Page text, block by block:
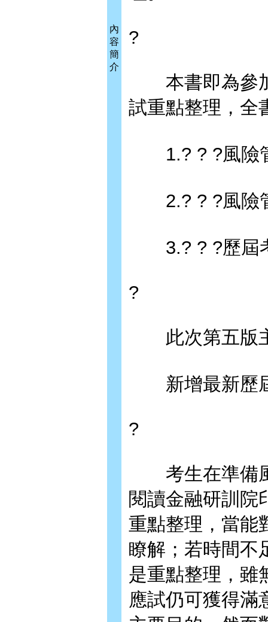
內
容
簡
介
?
本書即為參加
試重點整理，全
1.? ? ?風險
2.? ? ?風險
3.? ? ?歷屆
?
此次第五版
新增最新歷
?
考生在準備風
閱讀金融研訓院
重點整理，當能
瞭解；若時間不
是重點整理，雖
應試仍可獲得滿